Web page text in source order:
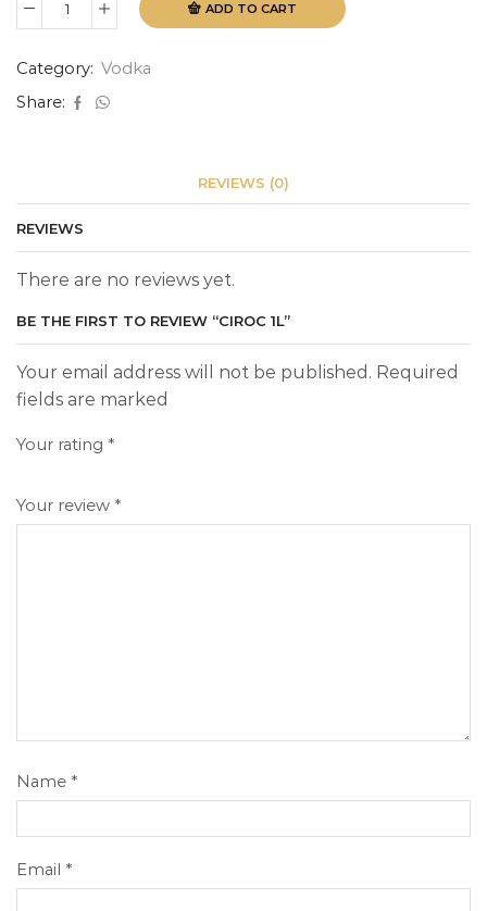
Ciroc
ADD TO CART
Category: Vodka
Share:
REVIEWS (0)
REVIEWS
There are no reviews yet.
BE THE FIRST TO REVIEW “CIROC 1L”
Your email address will not be published. Required
fields are marked
Your rating *
Your review *
Name *
Email *